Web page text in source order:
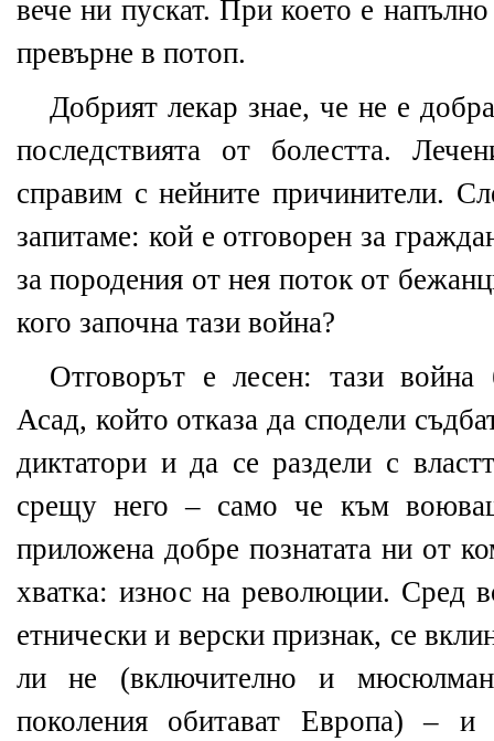
вече ни пускат. При което е
превърне в потоп.
Добрият лекар знае, че не е
последствията от болестта.
справим с нейните причинители.
запитаме: кой е отговорен за
за породения от нея поток от
кого започна тази война?
Отговорът е лесен: тази
Асад, който отказа да сподели
диктатори и да се раздели с
срещу него – само че към
приложена добре познатата ни от
хватка: износ на революции. Сред
етнически и верски признак, се
ли не (включително и
поколения обитават Европа) – и